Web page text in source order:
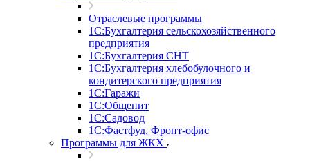
Отраслевые программы
1С:Бухгалтерия сельскохозяйственного
предприятия
1С:Бухгалтерия СНТ
1С:Бухгалтерия хлебобулочного и
кондитерского предприятия
1С:Гаражи
1С:Общепит
1С:Садовод
1С:Фастфуд. Фронт-офис
Программы для ЖКХ